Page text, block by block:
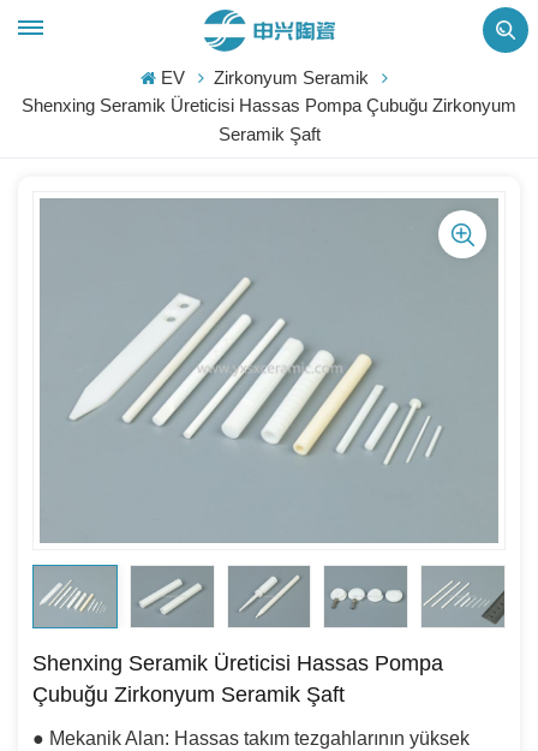
EV
Zirkonyum Seramik
Shenxing Seramik Üreticisi Hassas Pompa Çubuğu Zirkonyum
Seramik Şaft
Shenxing Seramik Üreticisi Hassas Pompa
Çubuğu Zirkonyum Seramik Şaft
● Mekanik Alan: Hassas takım tezgahlarının yüksek